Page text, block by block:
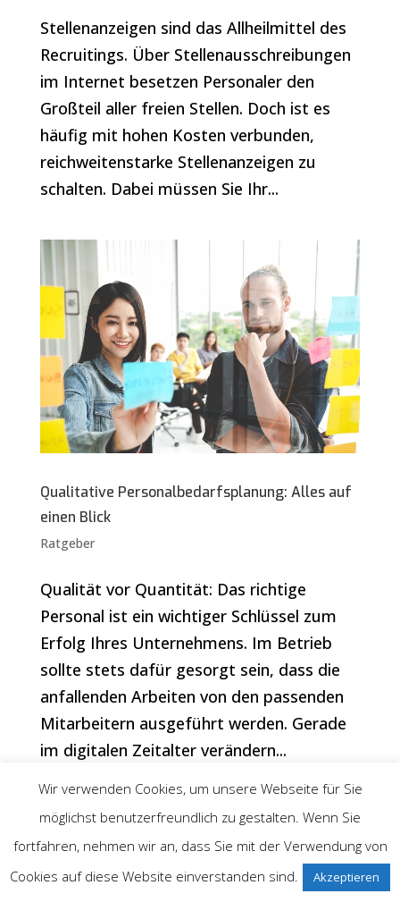
Stellenanzeigen sind das Allheilmittel des
Recruitings. Über Stellenausschreibungen
im Internet besetzen Personaler den
Großteil aller freien Stellen. Doch ist es
häufig mit hohen Kosten verbunden,
reichweitenstarke Stellenanzeigen zu
schalten. Dabei müssen Sie Ihr...
Qualitative Personalbedarfsplanung: Alles auf
einen Blick
Ratgeber
Qualität vor Quantität: Das richtige
Personal ist ein wichtiger Schlüssel zum
Erfolg Ihres Unternehmens. Im Betrieb
sollte stets dafür gesorgt sein, dass die
anfallenden Arbeiten von den passenden
Mitarbeitern ausgeführt werden. Gerade
im digitalen Zeitalter verändern...
« Ältere Einträge
Impressum
Datenschutzerklärung
Über uns
Wir verwenden Cookies, um unsere Webseite für Sie
möglichst benutzerfreundlich zu gestalten. Wenn Sie
fortfahren, nehmen wir an, dass Sie mit der Verwendung von
Cookies auf diese Website einverstanden sind.
Akzeptieren